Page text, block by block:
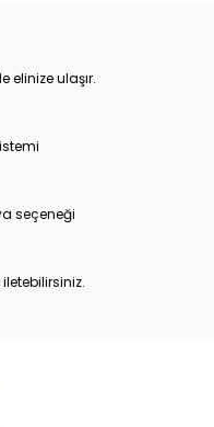
elinize ulaşır.
seçeneği